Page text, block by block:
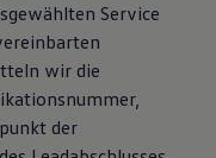
Service
wir die
der